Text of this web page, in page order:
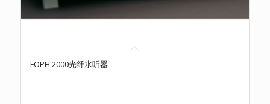
FOPH 2000光纤水听器